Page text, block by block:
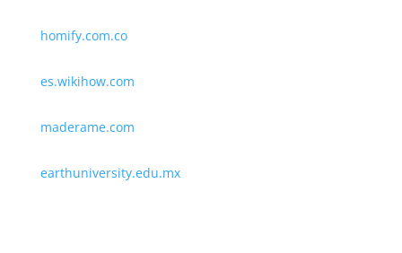
homify.com.co
es.wikihow.com
maderame.com
earthuniversity.edu.mx